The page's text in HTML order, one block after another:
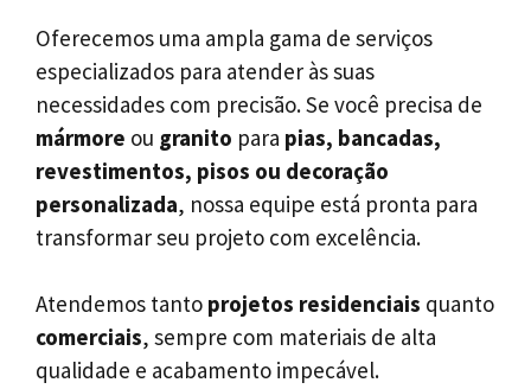
Oferecemos uma ampla gama de serviços
especializados para atender às suas
necessidades com precisão. Se você precisa de
mármore ou granito para pias, bancadas,
revestimentos, pisos ou decoração
personalizada, nossa equipe está pronta para
transformar seu projeto com excelência.
Atendemos tanto projetos residenciais quanto
comerciais, sempre com materiais de alta
qualidade e acabamento impecável.